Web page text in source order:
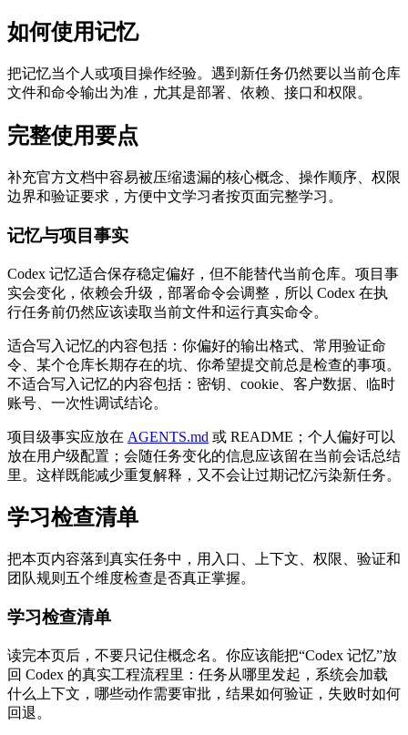
如何使用记忆
把记忆当个人或项目操作经验。遇到新任务仍然要以当前仓库
文件和命令输出为准，尤其是部署、依赖、接口和权限。
完整使用要点
补充官方文档中容易被压缩遗漏的核心概念、操作顺序、权限
边界和验证要求，方便中文学习者按页面完整学习。
记忆与项目事实
Codex 记忆适合保存稳定偏好，但不能替代当前仓库。项目事
实会变化，依赖会升级，部署命令会调整，所以 Codex 在执
行任务前仍然应该读取当前文件和运行真实命令。
适合写入记忆的内容包括：你偏好的输出格式、常用验证命
令、某个仓库长期存在的坑、你希望提交前总是检查的事项。
不适合写入记忆的内容包括：密钥、cookie、客户数据、临时
账号、一次性调试结论。
项目级事实应放在 AGENTS.md 或 README；个人偏好可以
放在用户级配置；会随任务变化的信息应该留在当前会话总结
里。这样既能减少重复解释，又不会让过期记忆污染新任务。
学习检查清单
把本页内容落到真实任务中，用入口、上下文、权限、验证和
团队规则五个维度检查是否真正掌握。
学习检查清单
读完本页后，不要只记住概念名。你应该能把“Codex 记忆”放
回 Codex 的真实工程流程里：任务从哪里发起，系统会加载
什么上下文，哪些动作需要审批，结果如何验证，失败时如何
回退。